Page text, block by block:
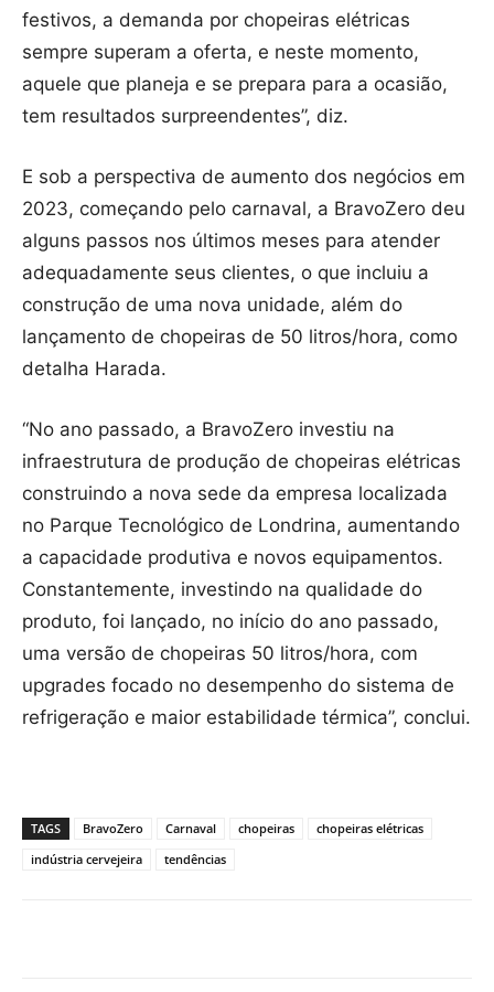
festivos, a demanda por chopeiras elétricas
sempre superam a oferta, e neste momento,
aquele que planeja e se prepara para a ocasião,
tem resultados surpreendentes”, diz.
E sob a perspectiva de aumento dos negócios em
2023, começando pelo carnaval, a BravoZero deu
alguns passos nos últimos meses para atender
adequadamente seus clientes, o que incluiu a
construção de uma nova unidade, além do
lançamento de chopeiras de 50 litros/hora, como
detalha Harada.
“No ano passado, a BravoZero investiu na
infraestrutura de produção de chopeiras elétricas
construindo a nova sede da empresa localizada
no Parque Tecnológico de Londrina, aumentando
a capacidade produtiva e novos equipamentos.
Constantemente, investindo na qualidade do
produto, foi lançado, no início do ano passado,
uma versão de chopeiras 50 litros/hora, com
upgrades focado no desempenho do sistema de
refrigeração e maior estabilidade térmica”, conclui.
TAGS BravoZero Carnaval chopeiras
chopeiras elétricas
indústria cervejeira
tendências